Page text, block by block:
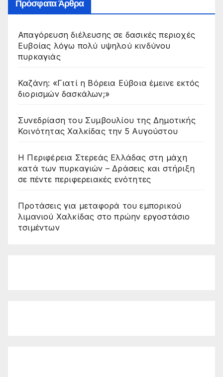
Πρόσφατα Άρθρα
Απαγόρευση διέλευσης σε δασικές περιοχές
Ευβοίας λόγω πολύ υψηλού κινδύνου
πυρκαγιάς
Καζάνη: «Γιατί η Βόρεια Εύβοια έμεινε εκτός
διορισμών δασκάλων;»
Συνεδρίαση του Συμβουλίου της Δημοτικής
Κοινότητας Χαλκίδας την 5 Αυγούστου
Η Περιφέρεια Στερεάς Ελλάδας στη μάχη
κατά των πυρκαγιών – Δράσεις και στήριξη
σε πέντε περιφερειακές ενότητες
Προτάσεις για μεταφορά του εμπορικού
λιμανιού Χαλκίδας στο πρώην εργοστάσιο
τσιμέντων